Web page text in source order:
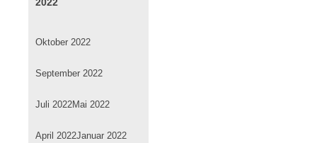
2022
Oktober 2022
September 2022
Juli 2022Mai 2022
April 2022Januar 2022